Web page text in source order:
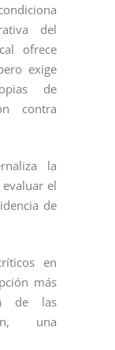
del
ofrece
exige
de
contra
la
el
de
en
más
de las
una